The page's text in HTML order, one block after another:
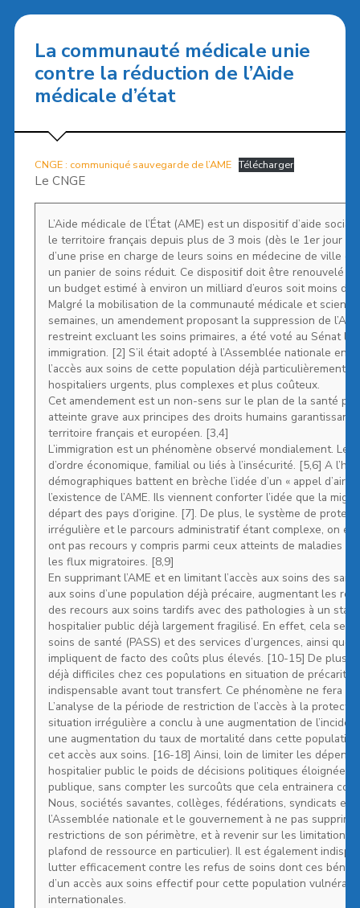
La communauté médicale unie
contre la réduction de l’Aide
médicale d’état
CNGE : communiqué sauvegarde de l’AME Télécharger
Le CNGE
L’Aide médicale de l’État (AME) est un dispositif d’aide
le territoire français depuis plus de 3 mois (dès le 1er jour
d’une prise en charge de leurs soins en médecine de ville
un panier de soins réduit. Ce dispositif doit être renouvelé
un budget estimé à environ un milliard d’euros soit moins
Malgré la mobilisation de la communauté médicale et
semaines, un amendement proposant la suppression de
restreint excluant les soins primaires, a été voté au Sénat le
immigration. [2] S’il était adopté à l’Assemblée nationale
l’accès aux soins de cette population déjà particulièrement
hospitaliers urgents, plus complexes et plus coûteux.
Cet amendement est un non-sens sur le plan de la santé
atteinte grave aux principes des droits humains
territoire français et européen. [3,4]
L’immigration est un phénomène observé mondialement.
d’ordre économique, familial ou liés à l’insécurité. [5,6] A
démographiques battent en brèche l’idée d’un « appel
l’existence de l’AME. Ils viennent conforter l’idée que la
départ des pays d’origine. [7]. De plus, le système de
irrégulière et le parcours administratif étant complexe, on
ont pas recours y compris parmi ceux atteints de maladies
les flux migratoires. [8,9]
En supprimant l’AME et en limitant l’accès aux soins des
aux soins d’une population déjà précaire, augmentant les
des recours aux soins tardifs avec des pathologies à un
hospitalier public déjà largement fragilisé. En effet, cela se
soins de santé (PASS) et des services d’urgences, ainsi
impliquent de facto des coûts plus élevés. [10-15] De plus
déjà difficiles chez ces populations en situation de
indispensable avant tout transfert. Ce phénomène ne fera
L’analyse de la période de restriction de l’accès à la
situation irrégulière a conclu à une augmentation de
une augmentation du taux de mortalité dans cette
cet accès aux soins. [16-18] Ainsi, loin de limiter les
hospitalier public le poids de décisions politiques
publique, sans compter les surcoûts que cela entrainera
Nous, sociétés savantes, collèges, fédérations, syndicats
l’Assemblée nationale et le gouvernement à ne pas
restrictions de son périmètre, et à revenir sur les
plafond de ressource en particulier). Il est également
lutter efficacement contre les refus de soins dont ces
d’un accès aux soins effectif pour cette population
internationales.